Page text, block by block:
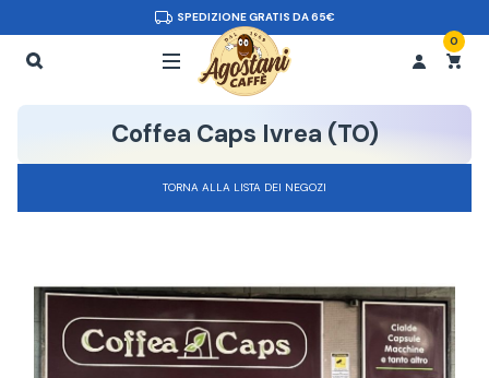
SPEDIZIONE GRATIS DA 65€
0
Coffea Caps Ivrea (TO)
TORNA ALLA LISTA DEI NEGOZI